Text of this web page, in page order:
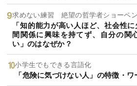
求めない練習 絶望の哲学者ショーペ
「知的能力が高い人ほど、社会性
間関係に興味を持てず、自分の関
い」のはなぜか？
小学生でもできる言語化
「危険に気づけない人」の特徴・ワ